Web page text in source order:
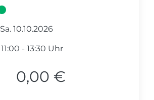
Sa. 10.10.2026
11:00 - 13:30 Uhr
0,00 €